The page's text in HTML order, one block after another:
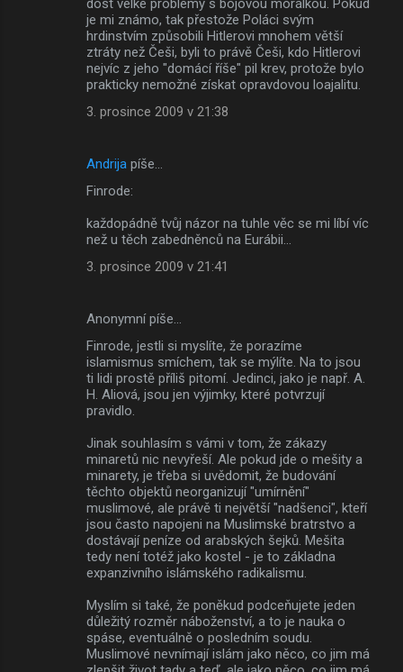
je mi známo, tak přestože Poláci svým
hrdinstvím způsobili Hitlerovi mnohem větší
ztráty než Češi, byli to právě Češi, kdo Hitlerovi
nejvíc z jeho "domácí říše" pil krev, protože bylo
prakticky nemožné získat opravdovou loajalitu.
3. prosince 2009 v 21:38
Andrija píše…
Finrode:
každopádně tvůj názor na tuhle věc se mi líbí víc
než u těch zabedněnců na Eurábii...
3. prosince 2009 v 21:41
Anonymní píše…
Finrode, jestli si myslíte, že porazíme
islamismus smíchem, tak se mýlíte. Na to jsou
ti lidi prostě příliš pitomí. Jedinci, jako je např. A.
H. Aliová, jsou jen výjimky, které potvrzují
pravidlo.
Jinak souhlasím s vámi v tom, že zákazy
minaretů nic nevyřeší. Ale pokud jde o mešity a
minarety, je třeba si uvědomit, že budování
těchto objektů neorganizují "umírnění"
muslimové, ale právě ti největší "nadšenci", kteří
jsou často napojeni na Muslimské bratrstvo a
dostávají peníze od arabských šejků. Mešita
tedy není totéž jako kostel - je to základna
expanzivního islámského radikalismu.
Myslím si také, že poněkud podceňujete jeden
důležitý rozměr náboženství, a to je nauka o
spáse, eventuálně o posledním soudu.
Muslimové nevnímají islám jako něco, co jim má